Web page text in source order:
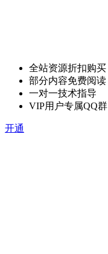
全站资源折扣购买
部分内容免费阅读
一对一技术指导
VIP用户专属QQ群
开通